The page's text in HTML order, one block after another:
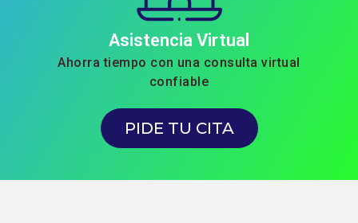
Asistencia Virtual
Ahorra tiempo con una consulta virtual
confiable
PIDE TU CITA